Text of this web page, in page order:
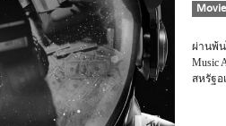
ผ่านพ้น
Music
สหรัฐอ